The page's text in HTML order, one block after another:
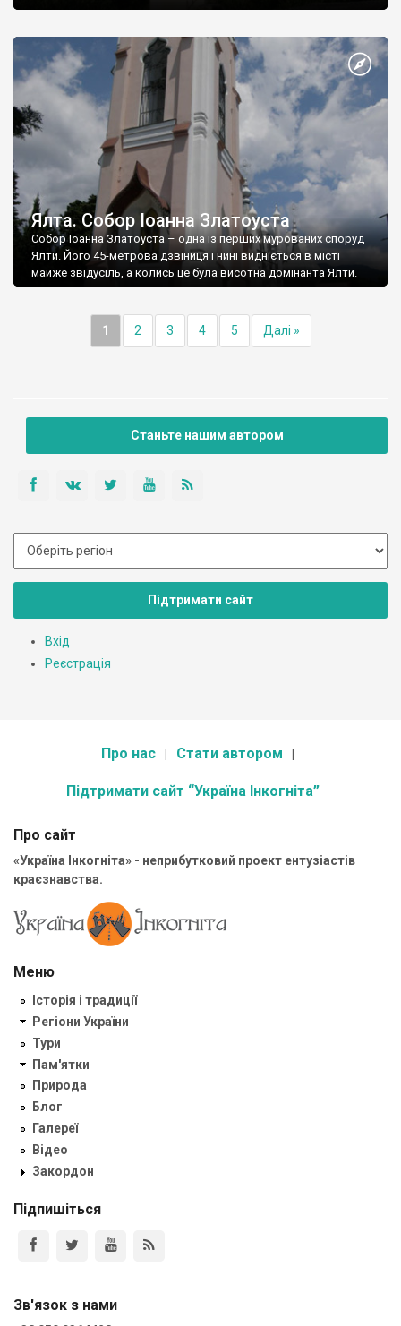
Ялта. Собор Іоанна Златоуста
Собор Іоанна Златоуста – одна із перших мурованих споруд
Ялти. Його 45-метрова дзвіниця і нині видніється в місті
майже звідусіль, а колись це була висотна домінанта Ялти.
1 2 3 4 5 Далі »
Станьте нашим автором
Підтримати сайт
Вхід
Реєстрація
Про нас Стати автором
Підтримати сайт “Україна Інкогніта”
Про сайт
«Україна Інкогніта» - неприбутковий проект ентузіастів
краєзнавства.
Меню
Історія і традиції
Регіони України
Тури
Пам'ятки
Природа
Блог
Галереї
Відео
Закордон
Підпишіться
Зв'язок з нами